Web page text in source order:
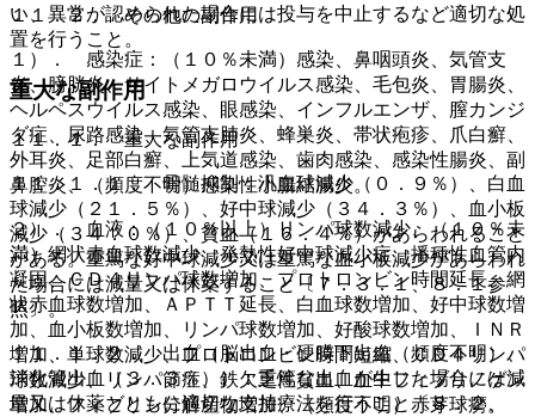
１１．２． その他の副作用
１）． 感染症：（１０％未満）感染、鼻咽頭炎、気管支
炎、膀胱炎、サイトメガロウイルス感染、毛包炎、胃腸炎、
ヘルペスウイルス感染、眼感染、インフルエンザ、膣カンジ
ダ症、尿路感染、気管支肺炎、蜂巣炎、帯状疱疹、爪白癬、
外耳炎、足部白癬、上気道感染、歯肉感染、感染性腸炎、副
鼻腔炎、（頻度不明）感染性小腸結腸炎。
２）． 血液：（１０％以上）リンパ球数減少、（１０％未
満）網状赤血球数減少、発熱性好中球減少症、播種性血管内
凝固、ＣＤ４リンパ球数増加、プロトロンビン時間延長、網
状赤血球数増加、ＡＰＴＴ延長、白血球数増加、好中球数増
加、血小板数増加、リンパ球数増加、好酸球数増加、ＩＮＲ
増加、単球数減少、プロトロンビン時間短縮、ＣＤ４リンパ
球数減少、リンパ節症、鉄欠乏性貧血、血中フィブリノゲン
増加、フィブリン分解産物増加、（頻度不明）赤芽球癆。
い、異常が認められた場合には投与を中止するなど適切な処
置を行うこと。
重大な副作用
１１．１． 重大な副作用
１１．１．１． 骨髄抑制：汎血球減少（０．９％）、白血
球減少（２１．５％）、好中球減少（３４．３％）、血小板
減少（３４．０％）、貧血（１６．４％）があらわれること
がある。重篤な好中球減少又は重篤な血小板減少があらわれ
た場合には減量又は休薬すること〔７．３．１、８．１参
照〕。
１１．１．２． 出血（脳出血・硬膜下出血（頻度不明）、
消化管出血（３．３％））：重篤な出血が生じた場合には減
量又は休薬とともに適切な支持療法を行うこと〔８．２、